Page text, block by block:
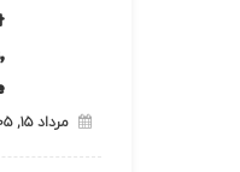
مرداد ۱۵, ۱۴۰۵